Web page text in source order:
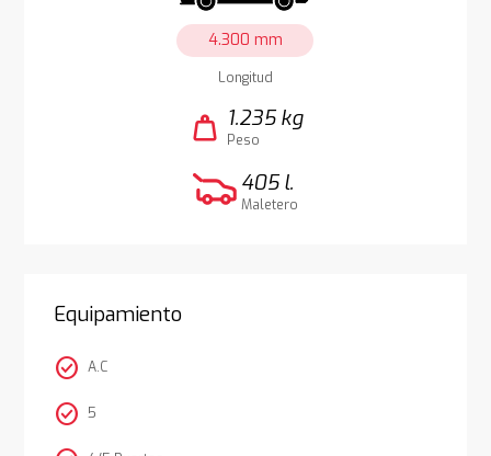
4.300 mm
Longitud
weight 1.235 kg
Peso
405 l.
Maletero
Equipamiento
check_circle A.C
check_circle 5